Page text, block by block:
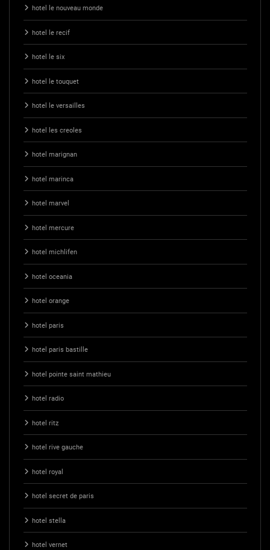
hotel le nouveau monde
hotel le recif
hotel le six
hotel le touquet
hotel le versailles
hotel les creoles
hotel marignan
hotel marinca
hotel marvel
hotel mercure
hotel michlifen
hotel oceania
hotel orange
hotel paris
hotel paris bastille
hotel pointe saint mathieu
hotel radio
hotel ritz
hotel rive gauche
hotel royal
hotel secret de paris
hotel stella
hotel vernet